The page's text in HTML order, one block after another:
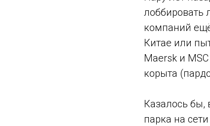
лоббировать
компаний
Китае или
Maersk и
корыта
Казалось бы,
парка на